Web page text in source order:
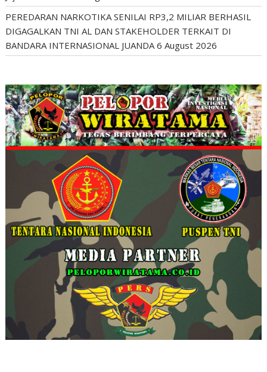
PEREDARAN NARKOTIKA SENILAI RP3,2 MILIAR BERHASIL
DIGAGALKAN TNI AL DAN STAKEHOLDER TERKAIT DI
BANDARA INTERNASIONAL JUANDA 6 August 2026